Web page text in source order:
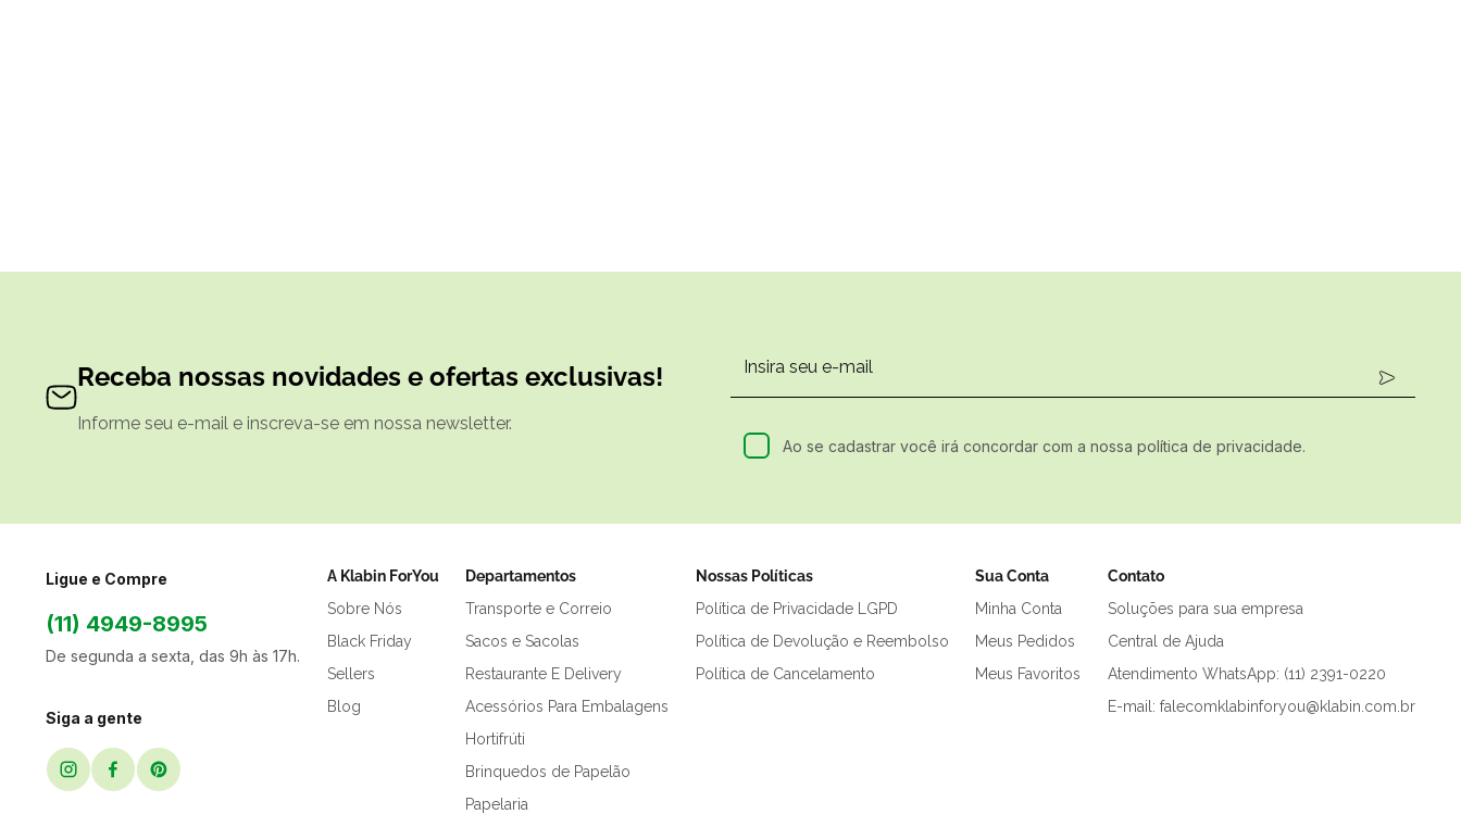
Receba nossas novidades e ofertas exclusivas!
Informe seu e-mail e inscreva-se em nossa newsletter.
Ao se cadastrar você irá concordar com a nossa política de privacidade.
Ligue e Compre
(11) 4949-8995
De segunda a sexta, das 9h às 17h.
Siga a gente
A Klabin ForYou
Sobre Nós
Black Friday
Sellers
Blog
Departamentos
Transporte e Correio
Sacos e Sacolas
Restaurante E Delivery
Acessórios Para Embalagens
Hortifrúti
Brinquedos de Papelão
Papelaria
Nossas Políticas
Política de Privacidade LGPD
Política de Devolução e Reembolso
Política de Cancelamento
Sua Conta
Minha Conta
Meus Pedidos
Meus Favoritos
Contato
Soluções para sua empresa
Central de Ajuda
Atendimento WhatsApp: (11) 2391-0220
E-mail: falecomklabinforyou@klabin.com.br